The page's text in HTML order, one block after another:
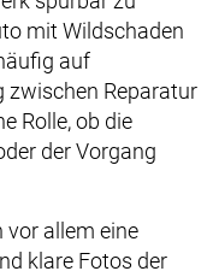
mit Wildschaden
auf
zwischen Reparatur
Rolle, ob die
der Vorgang
vor allem eine
klare Fotos der